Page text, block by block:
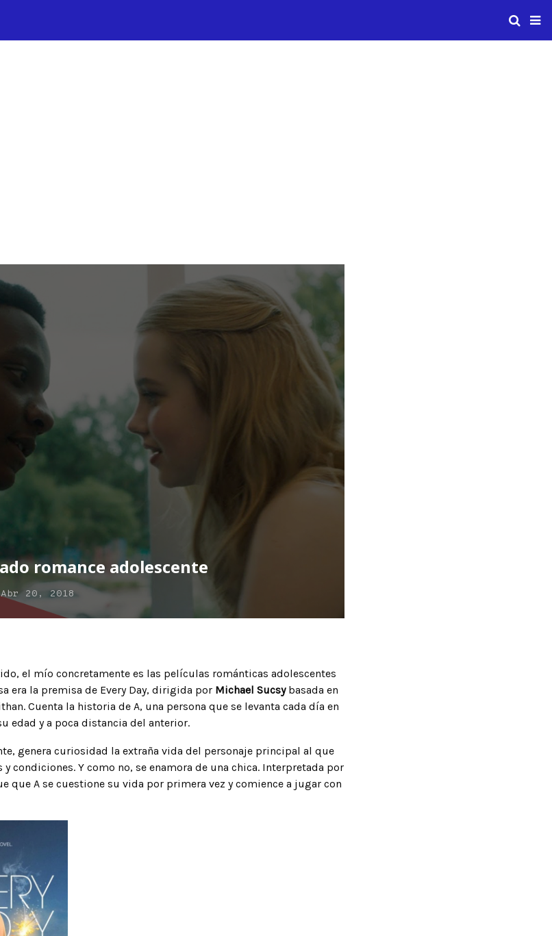
romance adolescente
Abr 20, 2018
el mío concretamente es las películas románticas adolescentes
era la premisa de Every Day, dirigida por Michael Sucsybasada en
Cuenta la historia de A, una persona que se levanta cada día en
edad y a poca distancia del anterior.
genera curiosidad la extraña vida del personaje principal al que
condiciones. Y como no, se enamora de una chica. Interpretada por
que A se cuestione su vida por primera vez y comience a jugar con